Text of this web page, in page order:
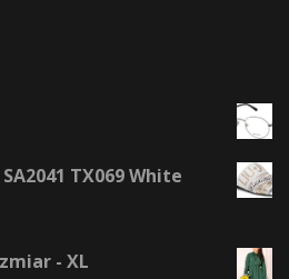
TX069 White
- XL